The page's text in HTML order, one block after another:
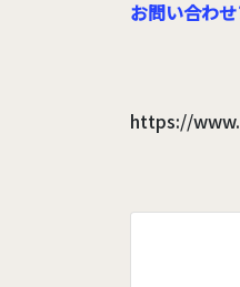
お問い合わ
https://